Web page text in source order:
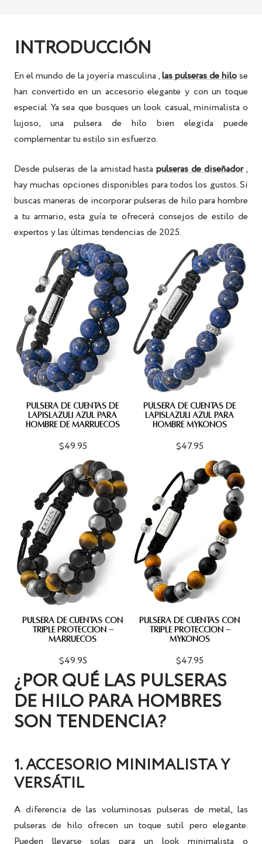
INTRODUCCIÓN
En el mundo de la joyería masculina ,las pulseras de hilose
han convertido en un accesorio elegante y con un toque
especial. Ya sea que busques un look casual, minimalista o
lujoso, una
pulsera de hilo bien elegida puede
complementar tu estilo sin esfuerzo.
Desde pulseras de la amistad hasta pulseras de diseñador ,
hay muchas opciones disponibles para todos los gustos. Si
buscas maneras de incorporarpulseras de hilo para hombre
a tu armario, esta guía te ofrecerá consejos de estilo de
expertos y las últimas tendencias de 2025.
PULSERA DE CUENTAS DE
LAPISLÁZULI AZUL PARA
HOMBRE DE MARRUECOS
$49.95
PULSERA DE CUENTAS DE
LAPISLÁZULI AZUL PARA
HOMBRE MYKONOS
$47.95
PULSERA DE CUENTAS CON
TRIPLE PROTECCIÓN -
MARRUECOS
$49.95
PULSERA DE CUENTAS CON
TRIPLE PROTECCIÓN -
MYKONOS
$47.95
¿POR QUÉ LAS PULSERAS
DE HILO PARA HOMBRES
SON TENDENCIA?
1. ACCESORIO MINIMALISTA Y
VERSÁTIL
A diferencia de las voluminosas pulseras de metal, las
pulseras de hilo ofrecen un toque sutil pero elegante.
Pueden llevarse solas para un look minimalista o